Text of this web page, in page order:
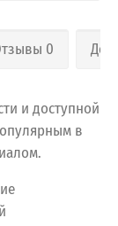
0
и доступной
в